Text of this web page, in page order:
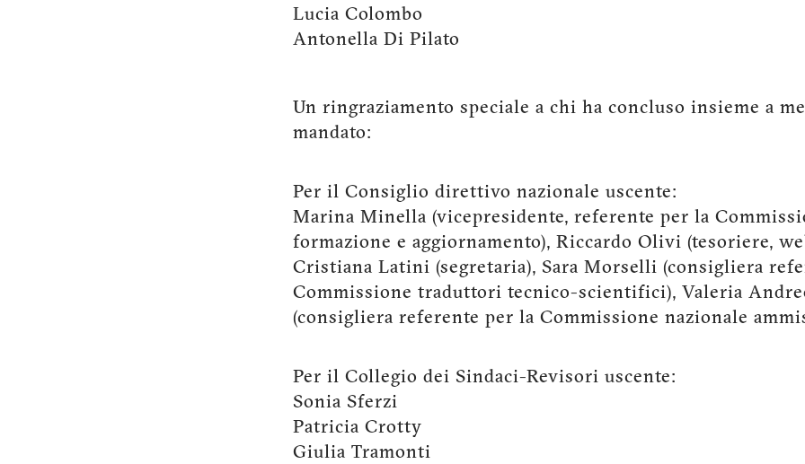
Lucia Colombo
Antonella Di Pilato
Un ringraziamento speciale a chi ha concluso insieme a
mandato:
Per il Consiglio direttivo nazionale uscente:
Marina Minella (vicepresidente, referente per la
formazione e aggiornamento), Riccardo Olivi (tesoriere,
Cristiana Latini (segretaria), Sara Morselli (consigliera
Commissione traduttori tecnico-scientifici), Valeria
(consigliera referente per la Commissione nazionale
Per il Collegio dei Sindaci-Revisori uscente:
Sonia Sferzi
Patricia Crotty
Giulia Tramonti